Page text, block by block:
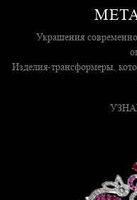
Украшения
Изделия-трансформеры,